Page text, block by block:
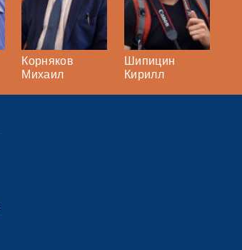
Корняков
Михаил
Шипицин
Кирилл